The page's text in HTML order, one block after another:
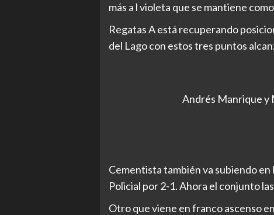
más a l violeta que se mantiene
Regatas A está recuperando
del Lago con estos tres puntos
Andrés Manrique y
Cementista también va subiendo en
Policial por 2-1. Ahora el conjunto
Otro que viene en franco ascenso